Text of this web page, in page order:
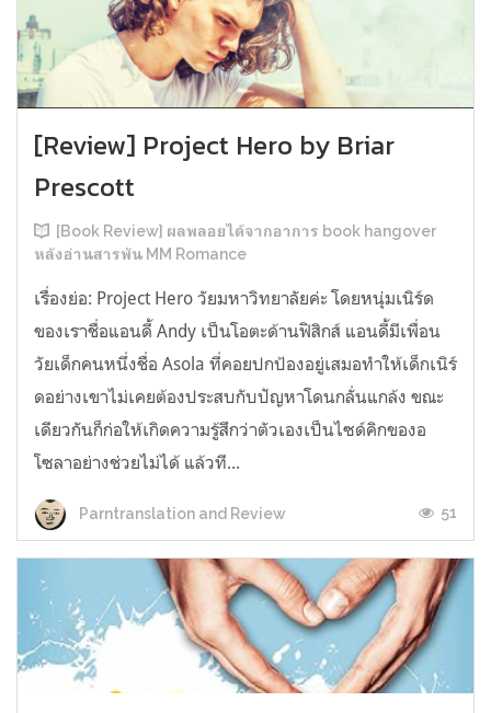
[Review] Project Hero by Briar
Prescott
[Book Review] ผลพลอยได้จากอาการ book hangover
หลังอ่านสารพัน MM Romance
เรื่องย่อ: Project Hero วัยมหาวิทยาลัยค่ะ โดยหนุ่มเนิร์ด
ของเราชื่อแอนดี้ Andy เป็นโอตะด้านฟิสิกส์ แอนดี้มีเพื่อน
วัยเด็กคนหนึ่งชื่อ Asola ที่คอยปกป้องอยู่เสมอทำให้เด็กเนิร์
ดอย่างเขาไม่เคยต้องประสบกับปัญหาโดนกลั่นแกล้ง ขณะ
เดียวกันก็ก่อให้เกิดความรู้สึกว่าตัวเองเป็นไซด์คิกของอ
โซลาอย่างช่วยไม่ได้ แล้วที...
Parntranslation and Review 51